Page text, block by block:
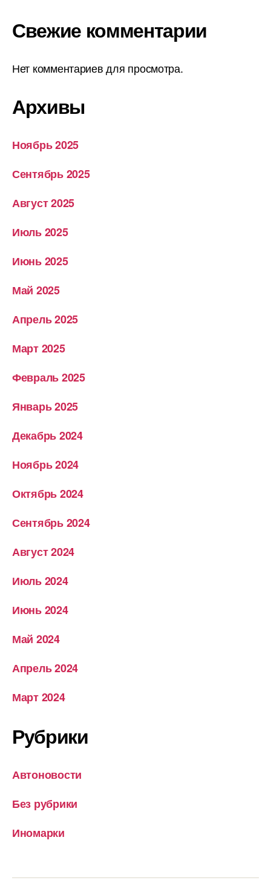
Свежие комментарии
Нет комментариев для просмотра.
Архивы
Ноябрь 2025
Сентябрь 2025
Август 2025
Июль 2025
Июнь 2025
Май 2025
Апрель 2025
Март 2025
Февраль 2025
Январь 2025
Декабрь 2024
Ноябрь 2024
Октябрь 2024
Сентябрь 2024
Август 2024
Июль 2024
Июнь 2024
Май 2024
Апрель 2024
Март 2024
Рубрики
Автоновости
Без рубрики
Иномарки